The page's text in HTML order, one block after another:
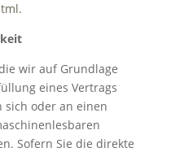
.
wir auf Grundlage
eines Vertrags
oder an einen
Sofern Sie die direkte